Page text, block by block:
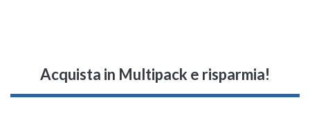
Acquista in Multipack e risparmia!